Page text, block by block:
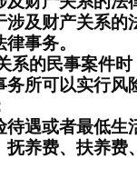
及财产关系的
事务。
系的民事案件
所可以实行风
遇或者最低生
养费、扶养费